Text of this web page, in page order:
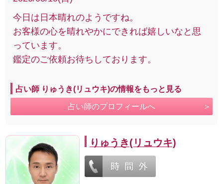
今日は日本晴れのようですね。
お客様の心を晴れやかにできれば嬉しいなと思
っています。
鑑定のご依頼お待ちしております。
占い師 りゅうき(リュウキ)の情報をもっと見る
占い師のプロフィールへ
りゅうき(リュウキ)